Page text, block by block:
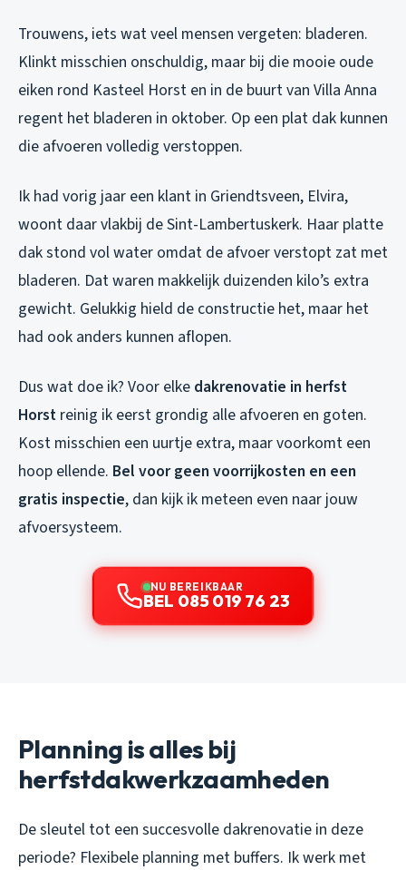
Trouwens, iets wat veel mensen vergeten: bladeren.
Klinkt misschien onschuldig, maar bij die mooie oude
eiken rond Kasteel Horst en in de buurt van Villa Anna
regent het bladeren in oktober. Op een plat dak kunnen
die afvoeren volledig verstoppen.
Ik had vorig jaar een klant in Griendtsveen, Elvira,
woont daar vlakbij de Sint-Lambertuskerk. Haar platte
dak stond vol water omdat de afvoer verstopt zat met
bladeren. Dat waren makkelijk duizenden kilo’s extra
gewicht. Gelukkig hield de constructie het, maar het
had ook anders kunnen aflopen.
Dus wat doe ik? Voor elke dakrenovatie in herfst
Horst reinig ik eerst grondig alle afvoeren en goten.
Kost misschien een uurtje extra, maar voorkomt een
hoop ellende. Bel voor geen voorrijkosten en een
gratis inspectie, dan kijk ik meteen even naar jouw
afvoersysteem.
NU BEREIKBAAR
BEL 085 019 76 23
Planning is alles bij
herfstdakwerkzaamheden
De sleutel tot een succesvolle dakrenovatie in deze
periode? Flexibele planning met buffers. Ik werk met